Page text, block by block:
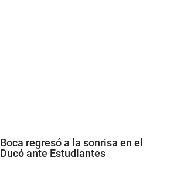
Boca regresó a la sonrisa en el
Ducó ante Estudiantes